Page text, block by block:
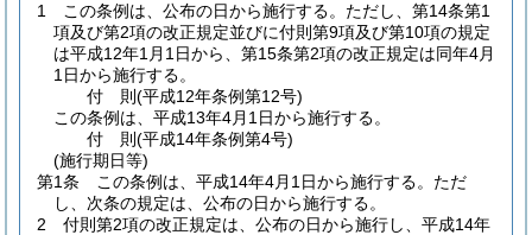
1
この条例は、公布の日から施行する。 ただし、第14条第1
項及び第2項の改正規定並びに付則第9項及び第10項の規定
は平成12年1月1日から、第15条第2項の改正規定は同年4月
1日から施行する。
付 則(平成12年条例第12号)
この条例は、平成13年4月1日から施行する。
付 則(平成14年条例第4号)
(施行期日等)
第1条
この条例は、平成14年4月1日から施行する。 ただ
し、次条の規定は、公布の日から施行する。
2
付則第2項の改正規定は、公布の日から施行し、平成14年